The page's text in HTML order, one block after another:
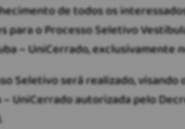
de todos os
para o Processo Seletivo
– UniCerrado, exclusivamente
Seletivo será realizado,
UniCerrado autorizada pelo